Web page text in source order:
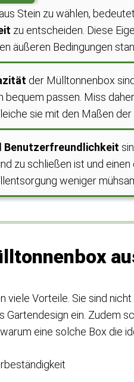
Stein zu wählen,
zu entscheiden. Diese
äußeren Bedingungen
der Mülltonnenbox
bequem passen. Miss
sie mit den Maßen der
Benutzerfreundlichkeit
zu schließen ist und
weniger
viele Vorteile. Sie sind
Gartendesign ein. Zudem
eine solche Box die